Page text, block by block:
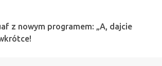
z nowym programem: „A, dajcie